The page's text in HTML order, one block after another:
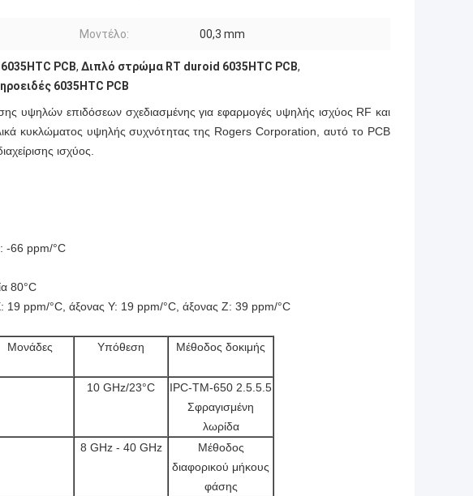
Μοντέλο: 00,3 mm
PCB, Διπλό στρώμα RT duroid 6035HTC PCB,
6035HTC PCB
υψηλών επιδόσεων σχεδιασμένης για εφαρμογές υψηλής ισχύος RF και
κυκλώματος υψηλής συχνότητας της Rogers Corporation, αυτό το PCB
ισχύος.
-66 ppm/°C
80°C
19 ppm/°C, άξονας Y: 19 ppm/°C, άξονας Ζ: 39 ppm/°C
Μονάδες Υπόθεση Μέθοδος δοκιμής
10 GHz/23°C
IPC-TM-650 2.5.5.5
Σφραγισμένη
λωρίδα
8 GHz - 40 GHz
Μέθοδος
διαφορικού μήκους
φάσης